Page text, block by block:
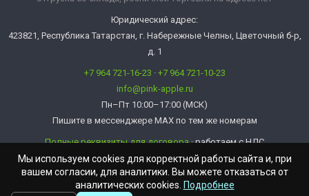
Юридический адрес:
423821, Республика Татарстан, г. Набережные Челны, Цветочный б-р,
д. 1
+7 964 721-16-23 · +7 964 721-10-23
info@pink-apple.ru
Пн–Пт 10:00–17:00 (МСК)
Пишите в мессенджере MAX по тем же номерам
Полные реквизиты для договора· работаем с НДС
info@pink-apple.ru
Мы используем cookies для корректной работы сайта и, при
вашем согласии, для аналитики. Вы можете отказаться от
аналитических cookies. Подробнее